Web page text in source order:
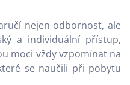
nejen odbornost, ale
a individuální přístup,
moci vždy vzpomínat na
se naučili při pobytu